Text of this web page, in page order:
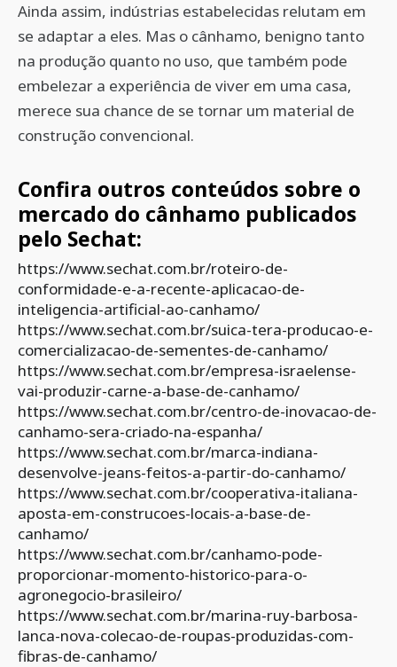
Ainda assim, indústrias estabelecidas relutam em
se adaptar a eles. Mas o cânhamo, benigno tanto
na produção quanto no uso, que também pode
embelezar a experiência de viver em uma casa,
merece sua chance de se tornar um material de
construção convencional.
Confira outros conteúdos sobre o
mercado do cânhamo publicados
pelo Sechat:
https://www.sechat.com.br/roteiro-de-
conformidade-e-a-recente-aplicacao-de-
inteligencia-artificial-ao-canhamo/
https://www.sechat.com.br/suica-tera-producao-e-
comercializacao-de-sementes-de-canhamo/
https://www.sechat.com.br/empresa-israelense-
vai-produzir-carne-a-base-de-canhamo/
https://www.sechat.com.br/centro-de-inovacao-de-
canhamo-sera-criado-na-espanha/
https://www.sechat.com.br/marca-indiana-
desenvolve-jeans-feitos-a-partir-do-canhamo/
https://www.sechat.com.br/cooperativa-italiana-
aposta-em-construcoes-locais-a-base-de-
canhamo/
https://www.sechat.com.br/canhamo-pode-
proporcionar-momento-historico-para-o-
agronegocio-brasileiro/
https://www.sechat.com.br/marina-ruy-barbosa-
lanca-nova-colecao-de-roupas-produzidas-com-
fibras-de-canhamo/